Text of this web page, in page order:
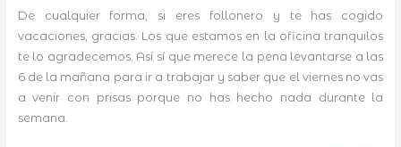
De cualquier forma, si eres follonero y te has cogido
vacaciones, gracias. Los que estamos en la oficina tranquilos
te lo agradecemos. Así sí que merece la pena levantarse a las
6 de la mañana para ir a trabajar y saber que el viernes no vas
a venir con prisas porque no has hecho nada durante la
semana.